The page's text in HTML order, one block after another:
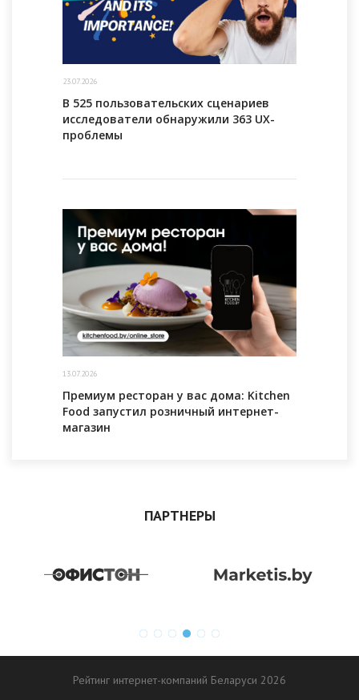
23.07.2026
В 525 пользовательских сценариев
исследователи обнаружили 363 UX-
проблемы
13.07.2026
Премиум ресторан у вас дома: Kitchen
Food запустил розничный интернет-
магазин
ПАРТНЕРЫ
Рейтинг интернет-компаний Беларуси 2026